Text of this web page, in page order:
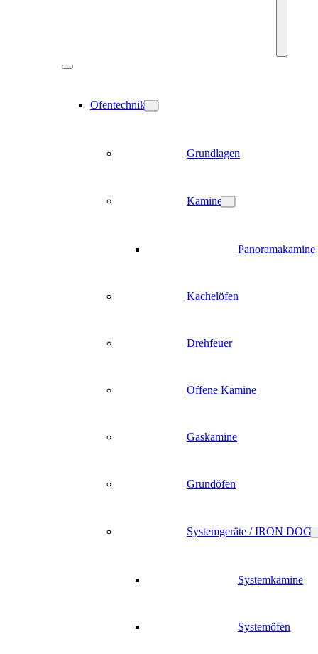
Ofentechnik
Grundlagen
Kamine
Panoramakamine
Kachelöfen
Drehfeuer
Offene Kamine
Gaskamine
Grundöfen
Systemgeräte / IRON DOG
Systemkamine
Systemöfen